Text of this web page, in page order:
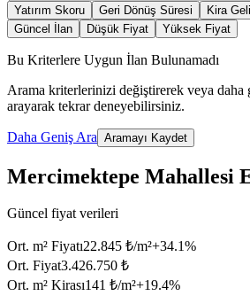
Yatırım Skoru Geri Dönüş Süresi Kira
Güncel İlan
Düşük Fiyat Yüksek Fiyat
Bu Kriterlere Uygun İlan Bulunamadı
Arama kriterlerinizi değiştirerek veya daha
arayarak tekrar deneyebilirsiniz.
Daha Geniş Ara Aramayı Kaydet
Mercimektepe Mahallesi
Güncel fiyat verileri
Ort. m² Fiyatı22.845 ₺/m²+34.1%
Ort. Fiyat3.426.750 ₺
Ort. m² Kirası141 ₺/m²+19.4%